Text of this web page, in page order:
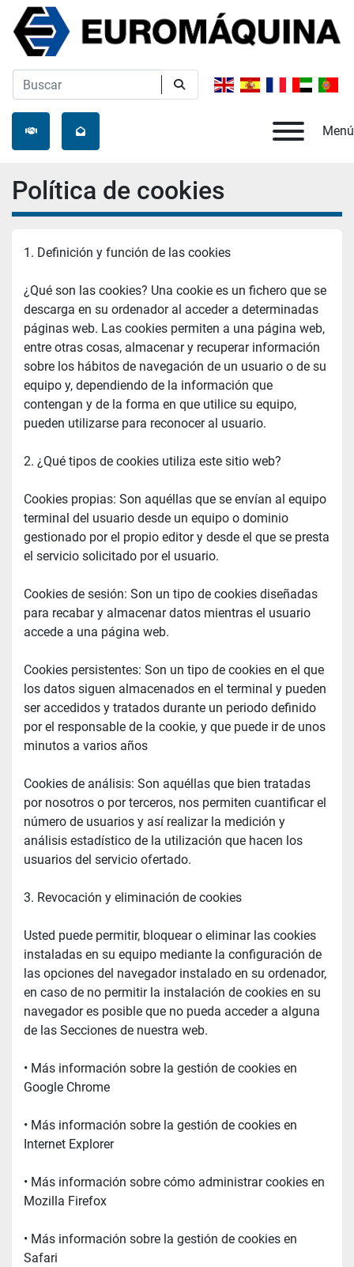
Menú
Política de cookies
1. Definición y función de las cookies
¿Qué son las cookies? Una cookie es un fichero que se
descarga en su ordenador al acceder a determinadas
páginas web. Las cookies permiten a una página web,
entre otras cosas, almacenar y recuperar información
sobre los hábitos de navegación de un usuario o de su
equipo y, dependiendo de la información que
contengan y de la forma en que utilice su equipo,
pueden utilizarse para reconocer al usuario.
2. ¿Qué tipos de cookies utiliza este sitio web?
Cookies propias: Son aquéllas que se envían al equipo
terminal del usuario desde un equipo o dominio
gestionado por el propio editor y desde el que se presta
el servicio solicitado por el usuario.
Cookies de sesión: Son un tipo de cookies diseñadas
para recabar y almacenar datos mientras el usuario
accede a una página web.
Cookies persistentes: Son un tipo de cookies en el que
los datos siguen almacenados en el terminal y pueden
ser accedidos y tratados durante un periodo definido
por el responsable de la cookie, y que puede ir de unos
minutos a varios años
Cookies de análisis: Son aquéllas que bien tratadas
por nosotros o por terceros, nos permiten cuantificar el
número de usuarios y así realizar la medición y
análisis estadístico de la utilización que hacen los
usuarios del servicio ofertado.
3. Revocación y eliminación de cookies
Usted puede permitir, bloquear o eliminar las cookies
instaladas en su equipo mediante la configuración de
las opciones del navegador instalado en su ordenador,
en caso de no permitir la instalación de cookies en su
navegador es posible que no pueda acceder a alguna
de las Secciones de nuestra web.
• Más información sobre la gestión de cookies en
Google Chrome
• Más información sobre la gestión de cookies en
Internet Explorer
• Más información sobre cómo administrar cookies en
Mozilla Firefox
• Más información sobre la gestión de cookies en
Safari